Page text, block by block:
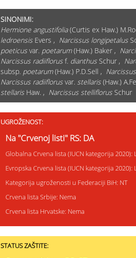
SINONIMI:
Hermione angustifolia(Curtis ex Haw.)
ledroensisEvers , Narcissus longipetalus
poeticusvar. poetarum(Haw.) Baker ,
Narcissus radiiflorusf. dianthusSchur ,
subsp. poetarum(Haw.) P.D.Sell ,
Narcissus radiiflorusvar. stellaris(Haw.)
stellarisHaw. , Narcissus stelliflorusSchur
UGROŽENOST:
Na "Crvenoj listi" RS: DA
Globalna Crvena lista (IUCN kategorija 2020):
Evropska Crvena lista (IUCN kategorija 2020):
Kategorija ugroženosti u Federaciji BiH: NT
Crvena lista Srbije: Nema
Crvena lista Hrvatske: Nema
STATUS ZAŠTITE: